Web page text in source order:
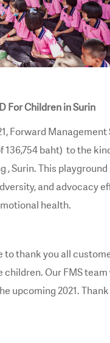
For Children in Surin
Forward
baht) to the
, Surin. This
and advocacy
health.
to thank you all
Our FMS
upcoming 2021.